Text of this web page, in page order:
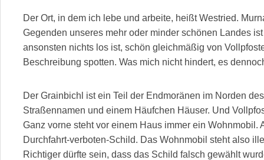
Der Ort, in dem ich lebe und arbeite, heißt Westried.
Gegenden unseres mehr oder minder schönen Landes
ansonsten nichts los ist, schön gleichmäßig von
Beschreibung spotten. Was mich nicht hindert, es
Der Grainbichl ist ein Teil der Endmoränen im Norden
Straßennamen und einem Häufchen Häuser. Und
Ganz vorne steht vor einem Haus immer ein Wohnmobil.
Durchfahrt-verboten-Schild. Das Wohnmobil steht also
Richtiger dürfte sein, dass das Schild falsch gewählt